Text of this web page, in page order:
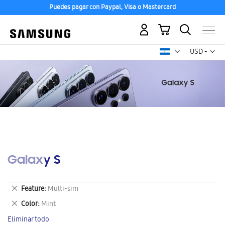
Puedes pagar con Paypal, Visa o Mastercard
USD -
dólar
Mi carrito
Galaxy S
Feature Multi-sim
Eliminar
este
artículo
Color Mint
Eliminar
este
Eliminar todo